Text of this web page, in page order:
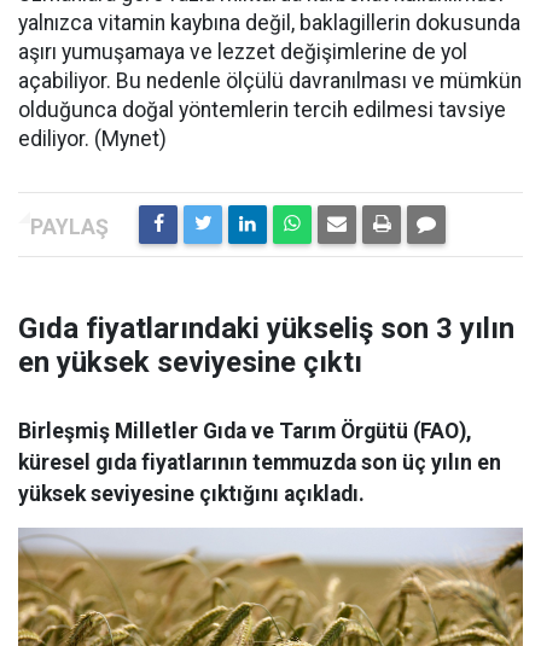
yalnızca vitamin kaybına değil, baklagillerin dokusunda
aşırı yumuşamaya ve lezzet değişimlerine de yol
açabiliyor. Bu nedenle ölçülü davranılması ve mümkün
olduğunca doğal yöntemlerin tercih edilmesi tavsiye
ediliyor. (Mynet)
Gıda fiyatlarındaki yükseliş son 3 yılın
en yüksek seviyesine çıktı
Birleşmiş Milletler Gıda ve Tarım Örgütü (FAO),
küresel gıda fiyatlarının temmuzda son üç yılın en
yüksek seviyesine çıktığını açıkladı.